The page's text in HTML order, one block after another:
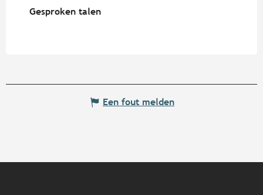
Gesproken talen
Gesproken talen
Een fout melden